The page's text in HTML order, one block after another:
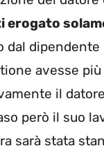
erogato
dal dipendente
avesse
il
però il suo
sarà stata